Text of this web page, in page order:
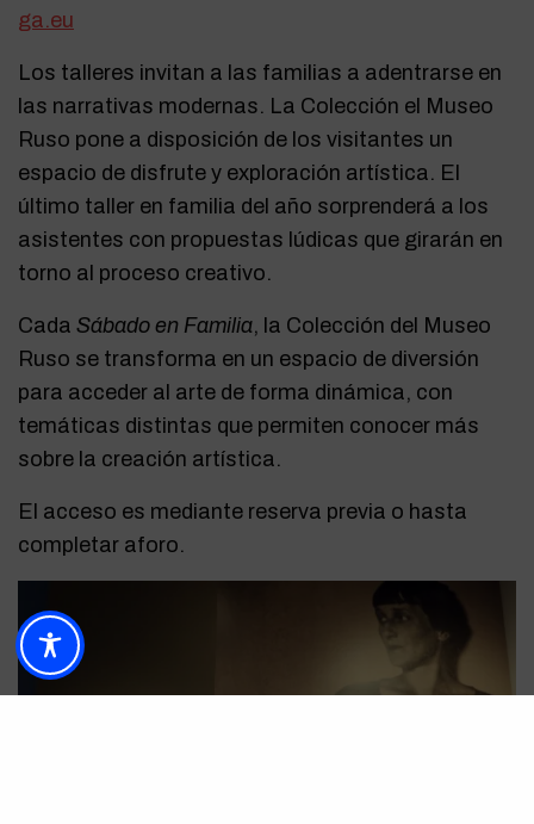
ga.eu
Los talleres invitan a las familias a adentrarse en
las narrativas modernas. La Colección el Museo
Ruso pone a disposición de los visitantes un
espacio de disfrute y exploración artística. El
último taller en familia del año sorprenderá a los
asistentes con propuestas lúdicas que girarán en
torno al proceso creativo.
CadaSábado en Familia, la Colección del Museo
Ruso se transforma en un espacio de diversión
para acceder al arte de forma dinámica, con
temáticas distintas que permiten conocer más
sobre la creación artística.
El acceso es mediante reserva previa o hasta
completar aforo.